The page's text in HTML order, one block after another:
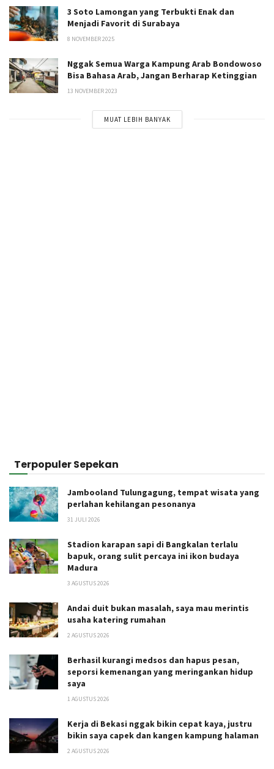
3 Soto Lamongan yang Terbukti Enak dan
Menjadi Favorit di Surabaya
8 NOVEMBER 2025
Nggak Semua Warga Kampung Arab Bondowoso
Bisa Bahasa Arab, Jangan Berharap Ketinggian
13 NOVEMBER 2023
MUAT LEBIH BANYAK
Terpopuler Sepekan
Jambooland Tulungagung, tempat wisata yang
perlahan kehilangan pesonanya
31 JULI 2026
Stadion karapan sapi di Bangkalan terlalu
bapuk, orang sulit percaya ini ikon budaya
Madura
3 AGUSTUS 2026
Andai duit bukan masalah, saya mau merintis
usaha katering rumahan
2 AGUSTUS 2026
Berhasil kurangi medsos dan hapus pesan,
seporsi kemenangan yang meringankan hidup
saya
1 AGUSTUS 2026
Kerja di Bekasi nggak bikin cepat kaya, justru
bikin saya capek dan kangen kampung halaman
2 AGUSTUS 2026